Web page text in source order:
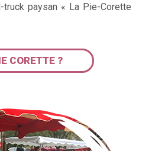
paysan « La Pie-Corette
CORETTE ?